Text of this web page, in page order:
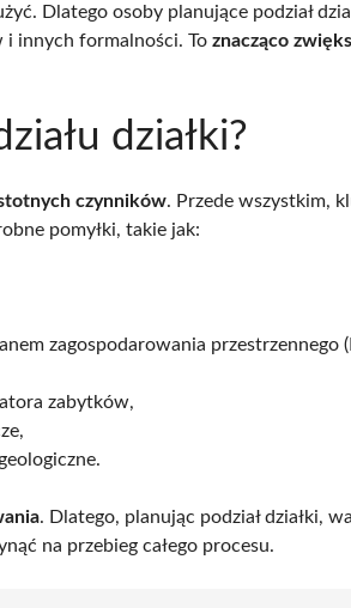
Dlatego osoby planujące podział
innych formalności. To znacząco
działki?
czynników. Przede wszystkim,
pomyłki, takie jak:
zagospodarowania przestrzennego
zabytków,
. Dlatego, planując podział działki,
na przebieg całego procesu.